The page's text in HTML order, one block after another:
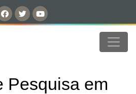
Pesquisa em